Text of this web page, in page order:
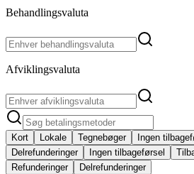
Behandlingsvaluta
Afviklingsvaluta
Kort Lokale Tegnebøger Ingen
Delrefunderinger
Ingen tilbageførsel
Refunderinger
Delrefunderinger